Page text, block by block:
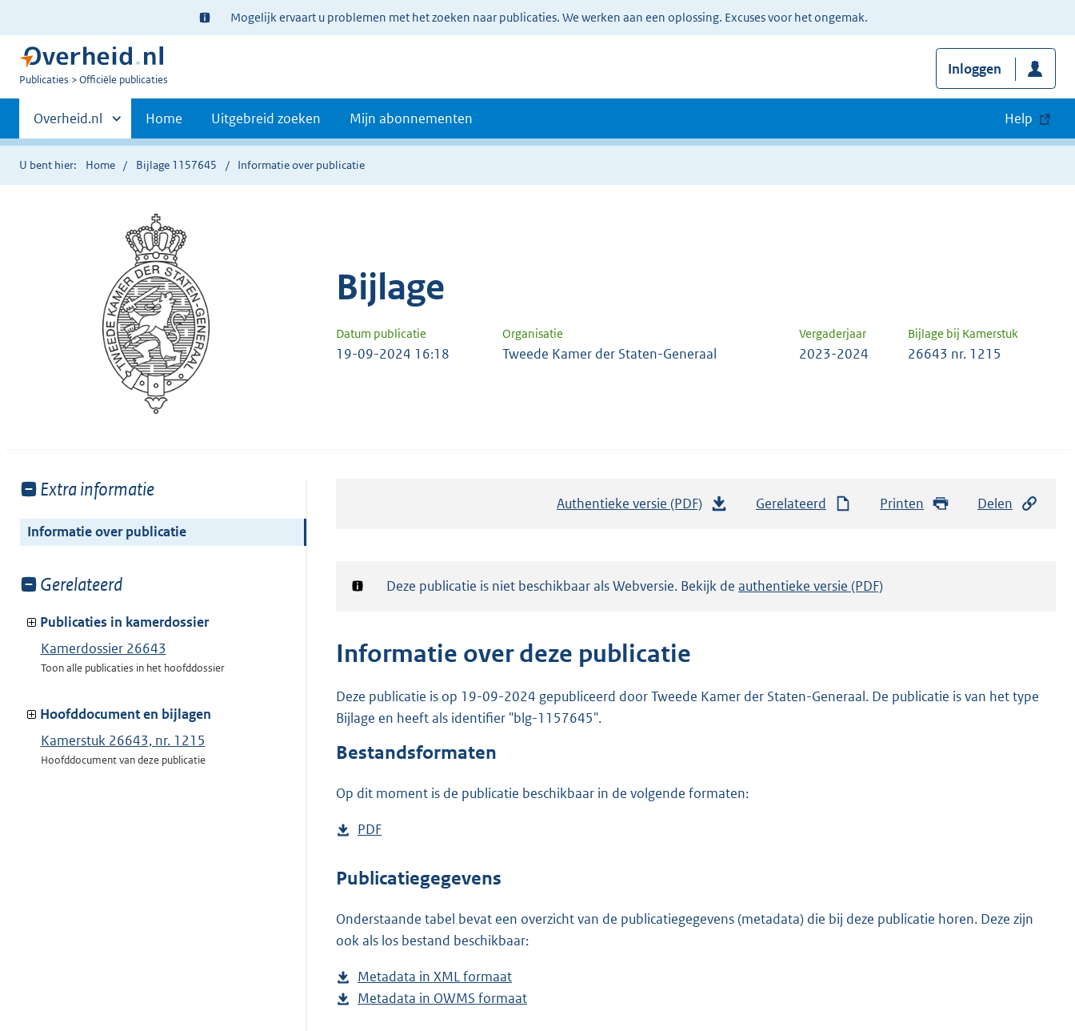
Ter
informatie:
Mogelijk ervaart u problemen met het zoeken naar publicaties. We werken aan een oplossing. Excuses voor het ongemak.
U
Publicaties Officiële publicaties
Inloggen
Primaire
navigatie
Andere
sites
binnen
Overheid.nl Home Uitgebreid zoeken Mijn abonnementen Help
U bent hier: Home Bijlage 1157645 Informatie over publicatie
Bijlage
Datum publicatie Organisatie Vergaderjaar Bijlage bij Kamerstuk
19-09-2024 16:18 Tweede Kamer der Staten-Generaal 2023-2024 26643 nr. 1215
Toon
van:
Extra informatie
Informatie over publicatie
Toon
van:
Gerelateerd
Publicaties in kamerdossier
Kamerdossier 26643
Toon alle publicaties in het hoofddossier
Hoofddocument en bijlagen
Kamerstuk 26643, nr. 1215
Hoofddocument van deze publicatie
Authentieke versie (PDF)
a
r
K
Gerelateerd Printen Delen
Notificatie:
Deze publicatie is niet beschikbaar als Webversie. Bekijk de authentieke versie (PDF)
Informatie over deze publicatie
Deze publicatie is op 19-09-2024 gepubliceerd door Tweede Kamer der Staten-Generaal. De publicatie is van het type
Bijlage en heeft als identifier "blg-1157645".
Bestandsformaten
Op dit moment is de publicatie beschikbaar in de volgende formaten:
D
w
l
o
d
p
PDF
s
a
n
s
g
Publicatiegegevens
Onderstaande tabel bevat een overzicht van de publicatiegegevens (metadata) die bij deze publicatie horen. Deze zijn
ook als los bestand beschikbaar:
Metadata in XML formaat
e
Metadata in OWMS formaat